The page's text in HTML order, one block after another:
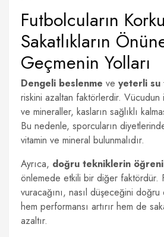
Futbolcuların
Sakatlıkların
Geçmenin Yolları
Dengeli beslenme ve yeterli su
riskini azaltan faktörlerdir. Vücudun
ve mineraller, kasların sağlıklı
Bu nedenle, sporcuların
vitamin ve mineral bulunmalıdır.
Ayrıca, doğru tekniklerin
önlemede etkili bir diğer faktördür.
vuracağını, nasıl düşeceğini
hem performansı artırır hem de
azaltır.